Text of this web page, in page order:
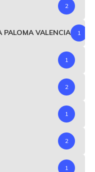
2
PALOMA VALENCIA 1
1
2
1
2
1